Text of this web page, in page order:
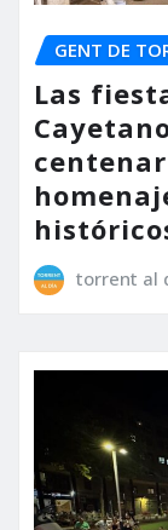
GENT DE
Las
torrent al